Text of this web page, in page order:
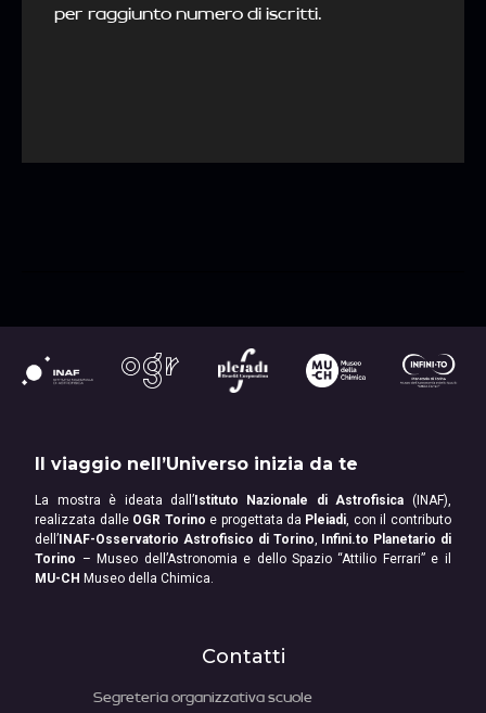
per raggiunto numero di iscritti.
Il viaggio nell’Universo inizia da te
La mostra è ideata dall’Istituto Nazionale di Astrofisica (INAF),
realizzata dalle OGR Torino e progettata da Pleiadi, con il contributo
dell’INAF-Osservatorio Astrofisico di Torino, Infini.to Planetario di
Torino – Museo dell’Astronomia e dello Spazio “Attilio Ferrari” e il
MU-CH Museo della Chimica.
Contatti
Segreteria organizzativa scuole